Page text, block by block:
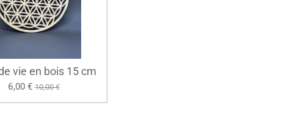
vie en bois 15 cm
6,00 € 10,00 €